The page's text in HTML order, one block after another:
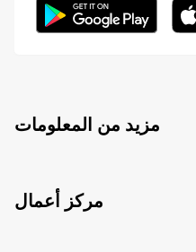
مزيد من المعلومات
مركز أعمال